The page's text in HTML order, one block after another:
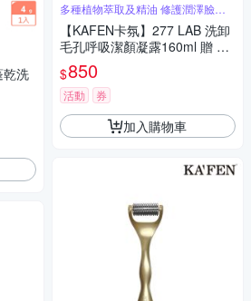
乾洗
多種植物萃取及精油 修護潤澤臉部
肌膚
【KAFEN卡氛】277 LAB 洗卸
毛孔呼吸潔顏凝露160ml 贈 KA
FEN髮帶X1(隨機)+手腕帶X1組
(隨機)
$850
活動 券
加入購物車